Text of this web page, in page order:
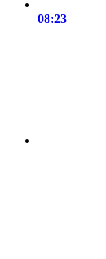
08:23